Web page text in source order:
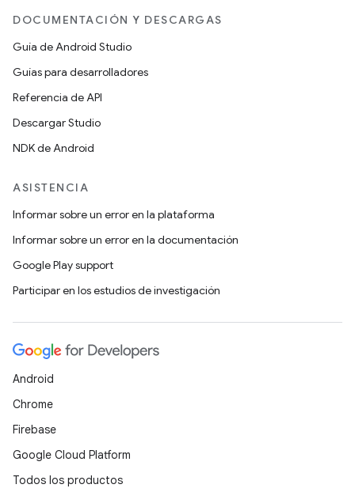
DOCUMENTACIÓN Y DESCARGAS
Guía de Android Studio
Guías para desarrolladores
Referencia de API
Descargar Studio
NDK de Android
ASISTENCIA
Informar sobre un error en la plataforma
Informar sobre un error en la documentación
Google Play support
Participar en los estudios de investigación
Android
Chrome
Firebase
Google Cloud Platform
Todos los productos